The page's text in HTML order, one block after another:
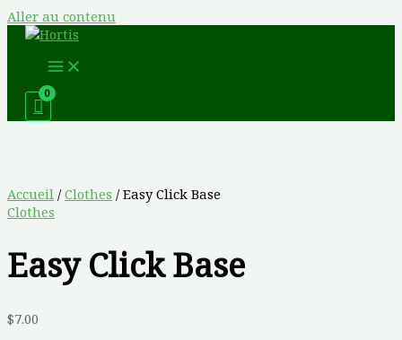
Aller au contenu
Accueil / Clothes / Easy Click Base
Clothes
Easy Click Base
$7.00